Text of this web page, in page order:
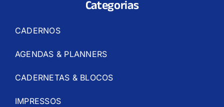
Categorias
CADERNOS
AGENDAS & PLANNERS
CADERNETAS & BLOCOS
IMPRESSOS